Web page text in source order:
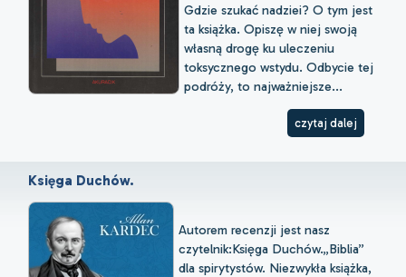
Gdzie szukać nadziei? O tym jest
ta książka. Opiszę w niej swoją
własną drogę ku uleczeniu
toksycznego wstydu. Odbycie tej
podróży, to najważniejsze...
czytaj dalej
Księga Duchów.
Autorem recenzji jest nasz
czytelnik:Księga Duchów.„Biblia”
dla spirytystów. Niezwykła książka,